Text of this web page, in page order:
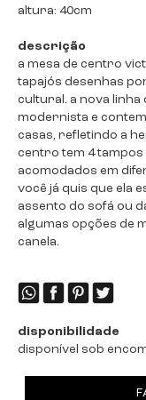
altura: 40cm
descrição
a mesa de centro
tapajós desenhas
cultural. a nova linha
modernista e
casas, refletindo a
centro tem 4
acomodados em
você já quis que ela
assento do sofá ou
algumas opções de
canela.
disponibilidade
disponível sob